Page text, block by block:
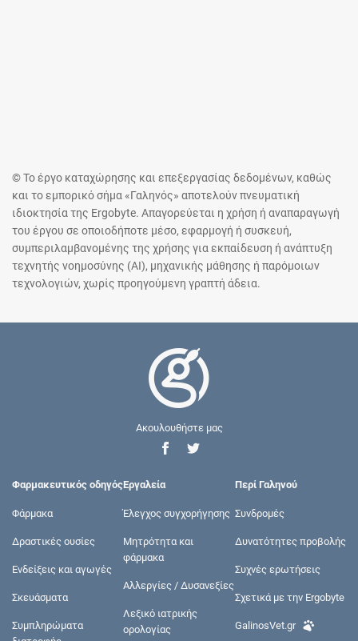
© Το έργο καταχώρησης και επεξεργασίας δεδομένων, καθώς
και το εμπορικό σήμα «Γαληνός» αποτελούν πνευματική
ιδιοκτησία της Ergobyte. Απαγορεύεται η χρήση ή αναπαραγωγή
του έργου σε οποιοδήποτε μέσο, εφαρμογή ή συσκευή,
συμπεριλαμβανομένης της χρήσης για εκπαίδευση ή ανάπτυξη
τεχνητής νοημοσύνης (AI), μηχανικής μάθησης ή παρόμοιων
τεχνολογιών, χωρίς προηγούμενη γραπτή άδεια.
Ακουλουθήστε μας
Φαρμακευτικός οδηγός
Φάρμακα
Δραστικές ουσίες
Ενδείξεις και αγωγές
Σκευάσματα
Συμπληρώματα
Εργαλεία
Έλεγχος συγχορήγησης
Μητρότητα και
φάρμακα
Αλλεργίες / Δυσανεξίες
Λεξικό ιατρικής
ορολογίας
Περί Γαληνού
Συνδρομές
Δυνατότητες προβολής
Συχνές ερωτήσεις
Σχετικά με την Ergobyte
GalinosVet.gr